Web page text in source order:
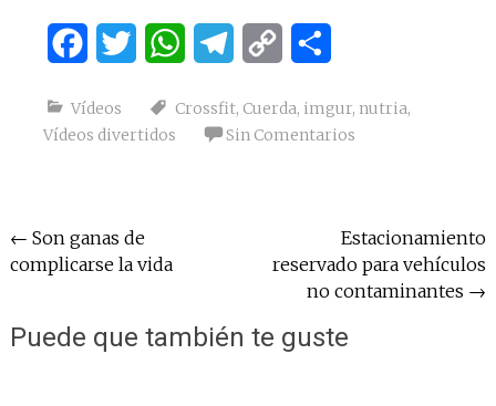
FacebookTwitter WhatsAppTelegram
Copy
Vídeos Crossfit, Cuerda, imgur, nutria,
Vídeos divertidos
Sin Comentarios
Navegación
de
← Son ganas de
complicarse la vida
Estacionamiento
reservado para vehículos
no contaminantes →
Puede que también te guste